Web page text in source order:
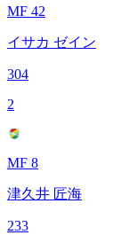
MF 42
イサカ ゼイン
304
2
MF 8
津久井 匠海
233